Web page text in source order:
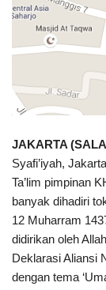
JAKARTA
Syafi’iyah,
Ta’lim pimpinan
banyak dihadiri
12 Muharram
didirikan oleh
Deklarasi Aliansi
dengan tema